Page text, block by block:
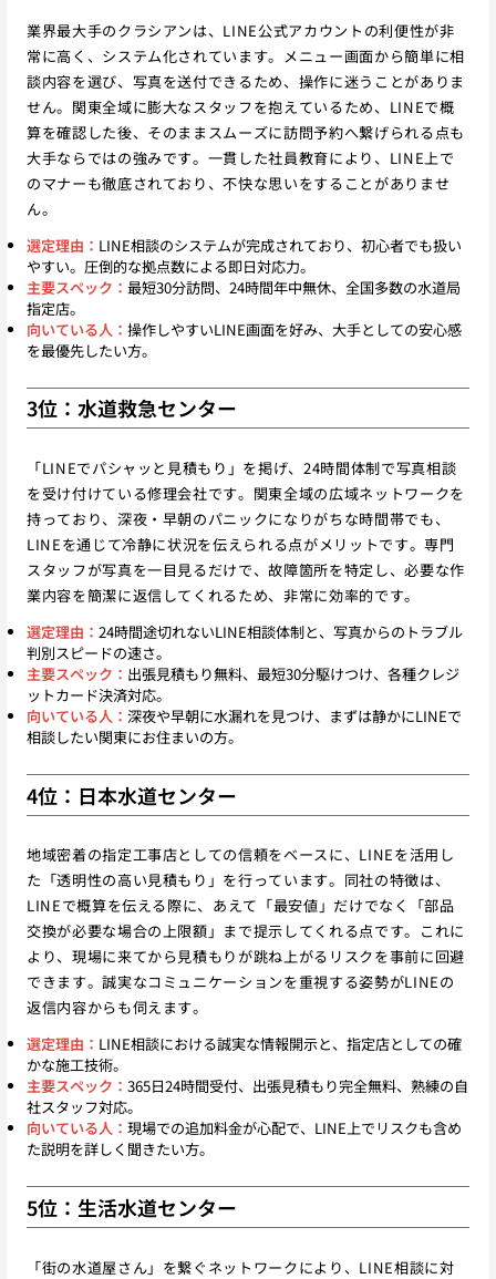
業界最大手のクラシアンは、LINE公式アカウントの利便性が非
常に高く、システム化されています。メニュー画面から簡単に相
談内容を選び、写真を送付できるため、操作に迷うことがありま
せん。関東全域に膨大なスタッフを抱えているため、LINEで概
算を確認した後、そのままスムーズに訪問予約へ繋げられる点も
大手ならではの強みです。一貫した社員教育により、LINE上で
のマナーも徹底されており、不快な思いをすることがありませ
ん。
選定理由： LINE相談のシステムが完成されており、初心者でも扱い
やすい。圧倒的な拠点数による即日対応力。
主要スペック： 最短30分訪問、24時間年中無休、全国多数の水道局
指定店。
向いている人： 操作しやすいLINE画面を好み、大手としての安心感
を最優先したい方。
3位：水道救急センター
「LINEでパシャッと見積もり」を掲げ、24時間体制で写真相談
を受け付けている修理会社です。関東全域の広域ネットワークを
持っており、深夜・早朝のパニックになりがちな時間帯でも、
LINEを通じて冷静に状況を伝えられる点がメリットです。専門
スタッフが写真を一目見るだけで、故障箇所を特定し、必要な作
業内容を簡潔に返信してくれるため、非常に効率的です。
選定理由： 24時間途切れないLINE相談体制と、写真からのトラブル
判別スピードの速さ。
主要スペック： 出張見積もり無料、最短30分駆けつけ、各種クレジ
ットカード決済対応。
向いている人： 深夜や早朝に水漏れを見つけ、まずは静かにLINEで
相談したい関東にお住まいの方。
4位：日本水道センター
地域密着の指定工事店としての信頼をベースに、LINEを活用し
た「透明性の高い見積もり」を行っています。同社の特徴は、
LINEで概算を伝える際に、あえて「最安値」だけでなく「部品
交換が必要な場合の上限額」まで提示してくれる点です。これに
より、現場に来てから見積もりが跳ね上がるリスクを事前に回避
できます。誠実なコミュニケーションを重視する姿勢がLINEの
返信内容からも伺えます。
選定理由： LINE相談における誠実な情報開示と、指定店としての確
かな施工技術。
主要スペック： 365日24時間受付、出張見積もり完全無料、熟練の自
社スタッフ対応。
向いている人： 現場での追加料金が心配で、LINE上でリスクも含め
た説明を詳しく聞きたい方。
5位：生活水道センター
「街の水道屋さん」を繋ぐネットワークにより、LINE相談に対